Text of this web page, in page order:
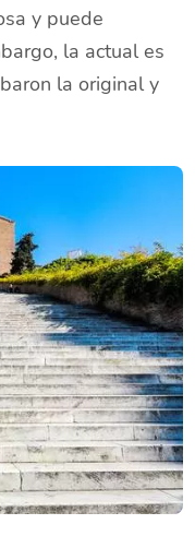
y puede
la actual es
la original y